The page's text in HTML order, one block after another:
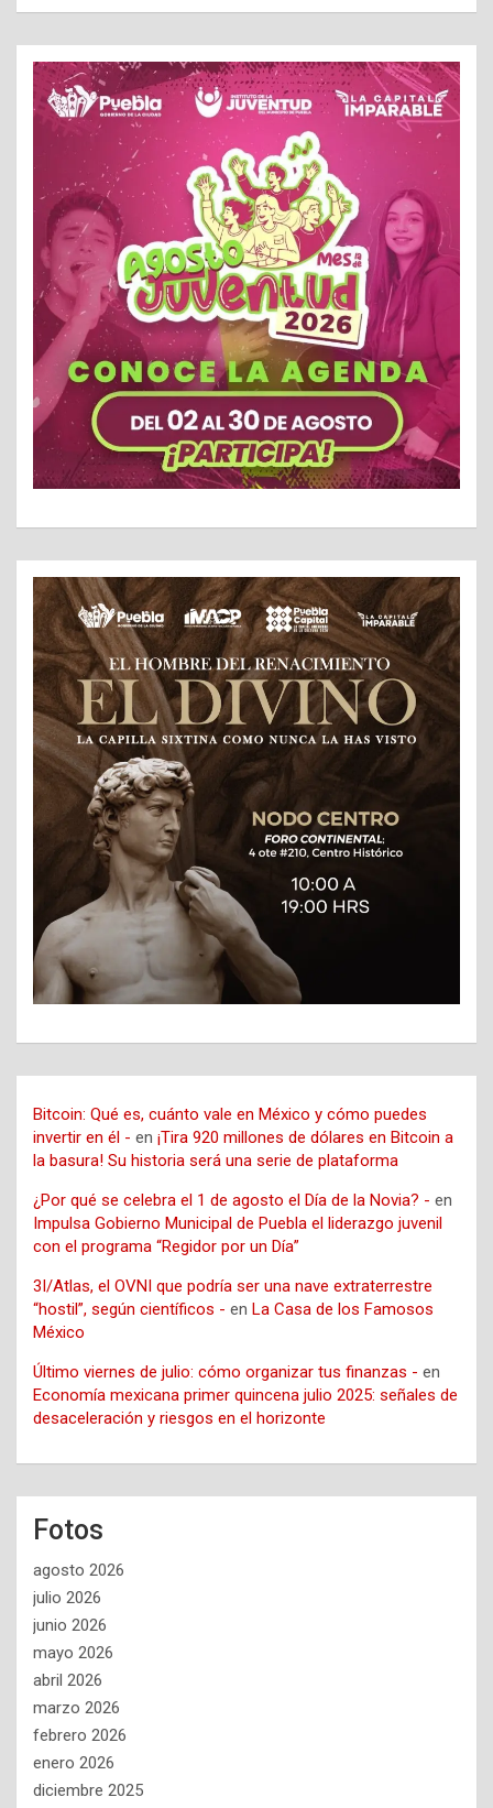
Bitcoin: Qué es, cuánto vale en México y cómo puedes
invertir en él - en ¡Tira 920 millones de dólares en Bitcoin a
la basura! Su historia será una serie de plataforma
¿Por qué se celebra el 1 de agosto el Día de la Novia? - en
Impulsa Gobierno Municipal de Puebla el liderazgo juvenil
con el programa “Regidor por un Día”
3I/Atlas, el OVNI que podría ser una nave extraterrestre
“hostil”, según científicos - en La Casa de los Famosos
México
Último viernes de julio: cómo organizar tus finanzas - en
Economía mexicana primer quincena julio 2025: señales de
desaceleración y riesgos en el horizonte
Fotos
agosto 2026
julio 2026
junio 2026
mayo 2026
abril 2026
marzo 2026
febrero 2026
enero 2026
diciembre 2025